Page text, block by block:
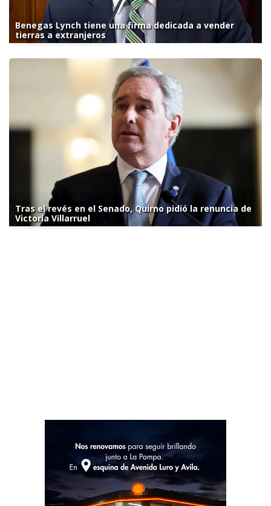
Benegas Lynch tiene una firma dedicada a vender
tierras a extranjeros
Tras el revés en el Senado, Quirno pidió la renuncia de
Victoria Villarruel